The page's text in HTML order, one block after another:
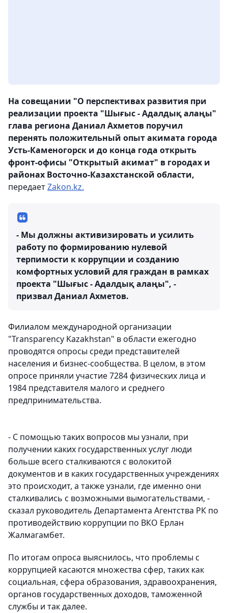
На совещании "О перспективах развития при
реализации проекта "Шығыс - Адалдық алаңы"
глава региона Даниал Ахметов поручил
перенять положительный опыт акимата города
Усть-Каменогорск и до конца года открыть
фронт-офисы "Открытый акимат" в городах и
районах Восточно-Казахстанской области,
передаетZakon.kz.
- Мы должны активизировать и усилить
работу по формированию нулевой
терпимости к коррупции и созданию
комфортных условий для граждан в рамках
проекта "Шығыс - Адалдық алаңы", -
призвал Даниал Ахметов.
Филиалом международной организации
"Transparency Kazakhstan" в области ежегодно
проводятся опросы среди представителей
населения и бизнес-сообщества. В целом, в этом
опросе приняли участие 7284 физических лица и
1984 представителя малого и среднего
предпринимательства.
- С помощью таких вопросов мы узнали, при
получении каких государственных услуг люди
больше всего сталкиваются с волокитой
документов и в каких государственных учреждениях
это происходит, а также узнали, где именно они
сталкивались с возможными вымогательствами, -
сказал руководитель Департамента Агентства РК по
противодействию коррупции по ВКО Ерлан
Жалмагамбет.
По итогам опроса выяснилось, что проблемы с
коррупцией касаются множества сфер, таких как
социальная, сфера образования, здравоохранения,
органов государственных доходов, таможенной
службы и так далее.